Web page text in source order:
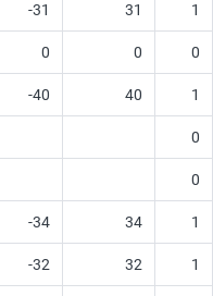
-31 31 1
0 0 0
-40 40 1
0
0
-34 34 1
-32 32 1